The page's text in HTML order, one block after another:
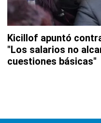
Kicillof apuntó
"Los salarios no
cuestiones básicas"